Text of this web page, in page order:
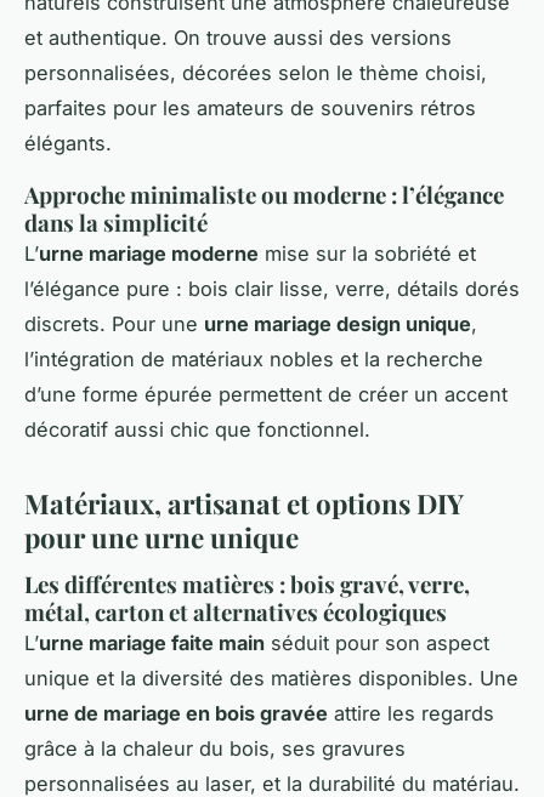
et authentique. On trouve aussi des versions
personnalisées, décorées selon le thème choisi,
parfaites pour les amateurs de souvenirs rétros
élégants.
Approche minimaliste ou moderne : l’élégance
dans la simplicité
L’urne mariage moderne mise sur la sobriété et
l’élégance pure : bois clair lisse, verre, détails dorés
discrets. Pour une urne mariage design unique,
l’intégration de matériaux nobles et la recherche
d’une forme épurée permettent de créer un accent
décoratif aussi chic que fonctionnel.
Matériaux, artisanat et options DIY
pour une urne unique
Les différentes matières : bois gravé, verre,
métal, carton et alternatives écologiques
L’urne mariage faite main séduit pour son aspect
unique et la diversité des matières disponibles. Une
urne de mariage en bois gravée attire les regards
grâce à la chaleur du bois, ses gravures
personnalisées au laser, et la durabilité du matériau.